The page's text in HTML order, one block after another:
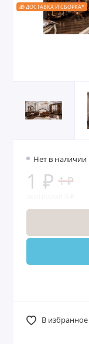
🎁 ДОСТАВКА И СБОРКА*
Нет в наличии
1 ₽ 1 ₽
В избранное